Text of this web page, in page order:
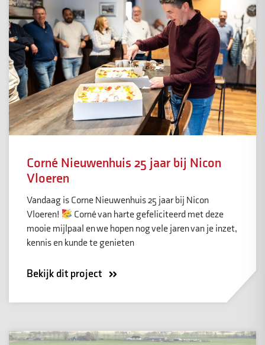
Corné Nieuwenhuis 25 jaar bij Nicon
Vloeren
Vandaag is Corne Nieuwenhuis 25 jaar bij Nicon
Vloeren!
Corné van harte gefeliciteerd met deze
mooie mijlpaal en we hopen nog vele jaren van je inzet,
kennis en kunde te genieten
Bekijk dit project